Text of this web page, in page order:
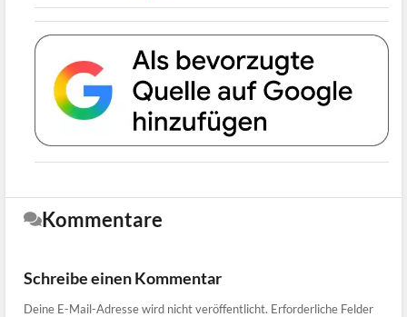
Kommentare
Schreibe einen Kommentar
Deine E-Mail-Adresse wird nicht veröffentlicht. Erforderliche Felder